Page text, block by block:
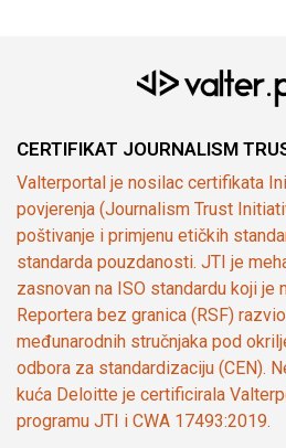
CERTIFIKAT JOURNALISM
Valterportal je nosilac certifikata
povjerenja (Journalism Trust
poštivanje i primjenu etičkih
standarda pouzdanosti. JTI je
zasnovan na ISO standardu koji je
Reportera bez granica (RSF)
međunarodnih stručnjaka pod
odbora za standardizaciju (CEN).
kuća Deloitte je certificirala
programu JTI i CWA 17493:2019.